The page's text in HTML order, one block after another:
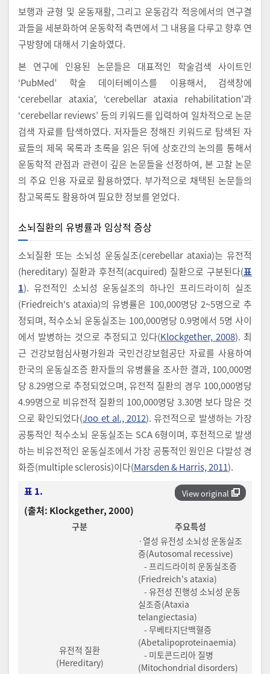
보행과 균형 및 운동재활, 그리고 운동감각 적응에서의 연구결
과들을 세분화하여 운동학적 측면에서 그 내용을 다루고 향후 연
구방향에 대해서 기술하였다.
본 연구에 인용된 논문들은 대표적인 학술검색 사이트인
‘PubMed’ 학술 데이터베이스를 이용해서, 검색창에
‘cerebellar ataxia’, ‘cerebellar ataxia rehabilitation’과
‘cerebellar reviews’ 등의 키워드를 입력하여 일차적으로 논문
검색 자료를 탐색하였다. 저자들은 정해진 키워드로 탐색된 자
료들의 제목 목록과 초록을 읽은 뒤에 상호간의 논의를 통해서
운동학적 관점과 관련이 깊은 논문들을 선정하여, 본 고찰 논문
의 주요 인용 자료로 활용하였다. 부가적으로 채택된 논문들의
참고목록도 활용하여 필요한 정보를 얻었다.
소뇌질환의 유병률과 임상적 증상
소뇌질환 또는 소뇌성 운동실조(cerebellar ataxia)는 유전적
(hereditary) 질환과 후천적(acquired) 질환으로 구분된다(표
1). 유전적인 소뇌성 운동실조의 하나인 프리드라이히 실조
(Friedreich's ataxia)의 유병률은 100,000명당 2~5명으로 추
정되며, 척수소뇌 운동실조는 100,000명당 0.9명에서 5명 사이
에서 발병하는 것으로 추정되고 있다(Klockgether, 2008). 최
근 건강보험심사평가원과 국민건강보험공단 자료를 사용하여
한국의 운동실조증 환자들의 유병률을 조사한 결과, 100,000명
당 8.29명으로 추정되었으며, 유전적 질환의 경우 100,000명당
4.99명으로 비유전적 질환의 100,000명당 3.30명 보다 많은 것
으로 확인되었다(Joo et al., 2012). 유전적으로 발생하는 가장
공통적인 척수소뇌 운동실조는 SCA 6형이며, 후천적으로 발생
하는 비유전적인 운동실조에서 가장 공통적인 원인은 다발성 경
화증(multiple sclerosis)이다(Marsden & Harris, 2011).
View original
표 1.
(출처: Klockgether, 2000)
구분 주요특성
유전적 질환
(Hereditary)
·열성 유전성 소뇌성 운동실조
증(Autosomal recessive)
- 프리드라이히 운동실조증
(Friedreich's ataxia)
- 유전성 진행성 소뇌성 운동
실조증(Ataxia
telangiectasia)
- 무베타지단백혈증
(Abetalipoproteinaemia)
- 미토콘드리아 질병
(Mitochondrial disorders)